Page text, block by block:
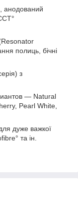
анодований
полиць, бічні
з
— Natural
Pearl White,
дуже важкої
та ін.